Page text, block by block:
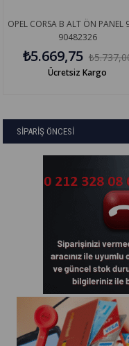
OPEL CORSA B ALT ÖN PANEL
90482326
₺5.669,75
Ücretsiz Kargo
SİPARİŞ ÖNCESİ